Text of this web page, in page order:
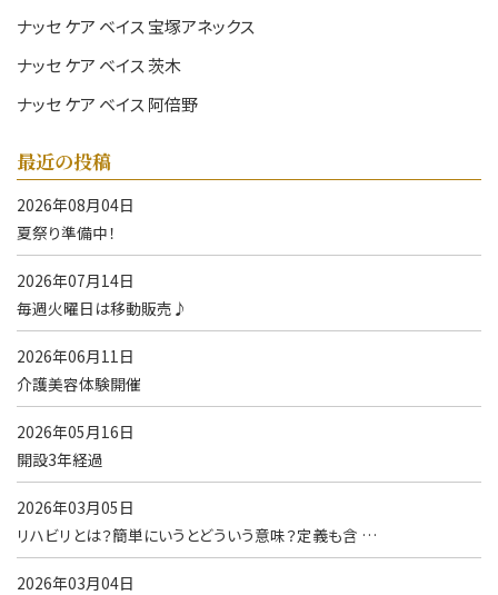
ナッセ ケア ベイス 宝塚アネックス
ナッセ ケア ベイス 茨木
ナッセ ケア ベイス 阿倍野
最近の投稿
2026年08月04日
夏祭り準備中！
2026年07月14日
毎週火曜日は移動販売♪
2026年06月11日
介護美容体験開催
2026年05月16日
開設3年経過
2026年03月05日
リハビリとは？簡単にいうとどういう意味？定義も含 …
2026年03月04日